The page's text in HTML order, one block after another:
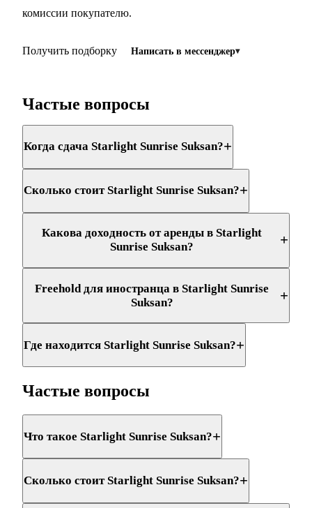
комиссии покупателю.
Получить подборку Написать в мессенджер
Частые вопросы
Когда сдача Starlight Sunrise Suksan?+
Сколько стоит Starlight Sunrise Suksan?+
Какова доходность от аренды в Starlight
Sunrise Suksan?
+
Freehold для иностранца в Starlight Sunrise
Suksan?
+
Где находится Starlight Sunrise Suksan?+
Частые вопросы
Что такое Starlight Sunrise Suksan?+
Сколько стоит Starlight Sunrise Suksan?+